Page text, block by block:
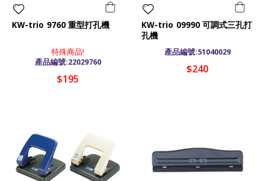
KW-trio 9760 重型打孔機
特殊商品!
產品編號:22029760
$195
KW-trio 09990 可調式三孔打
孔機
產品編號:51040029
$240